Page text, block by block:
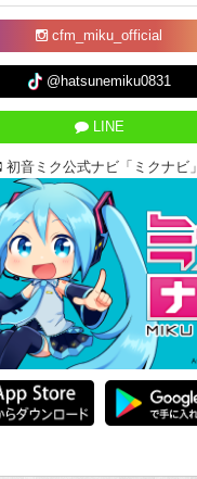
cfm_miku_official
@hatsunemiku0831
LINE
初音ミク公式ナビ「ミクナビ」